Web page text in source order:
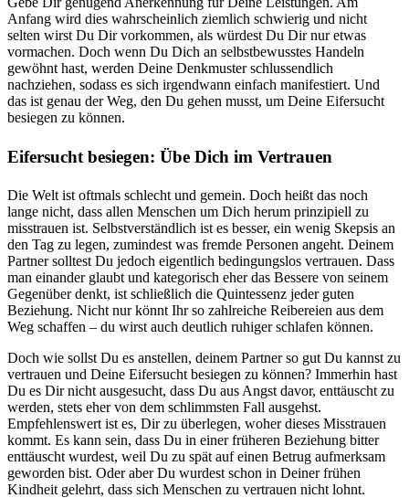
Anfang wird dies wahrscheinlich ziemlich schwierig und nicht
selten wirst Du Dir vorkommen, als würdest Du Dir nur etwas
vormachen. Doch wenn Du Dich an selbstbewusstes Handeln
gewöhnt hast, werden Deine Denkmuster schlussendlich
nachziehen, sodass es sich irgendwann einfach manifestiert. Und
das ist genau der Weg, den Du gehen musst, um Deine Eifersucht
besiegen zu können.
Eifersucht besiegen: Übe Dich im Vertrauen
Die Welt ist oftmals schlecht und gemein. Doch heißt das noch
lange nicht, dass allen Menschen um Dich herum prinzipiell zu
misstrauen ist. Selbstverständlich ist es besser, ein wenig Skepsis an
den Tag zu legen, zumindest was fremde Personen angeht. Deinem
Partner solltest Du jedoch eigentlich bedingungslos vertrauen. Dass
man einander glaubt und kategorisch eher das Bessere von seinem
Gegenüber denkt, ist schließlich die Quintessenz jeder guten
Beziehung. Nicht nur könnt Ihr so zahlreiche Reibereien aus dem
Weg schaffen – du wirst auch deutlich ruhiger schlafen können.
Doch wie sollst Du es anstellen, deinem Partner so gut Du kannst zu
vertrauen und Deine Eifersucht besiegen zu können? Immerhin hast
Du es Dir nicht ausgesucht, dass Du aus Angst davor, enttäuscht zu
werden, stets eher von dem schlimmsten Fall ausgehst.
Empfehlenswert ist es, Dir zu überlegen, woher dieses Misstrauen
kommt. Es kann sein, dass Du in einer früheren Beziehung bitter
enttäuscht wurdest, weil Du zu spät auf einen Betrug aufmerksam
geworden bist. Oder aber Du wurdest schon in Deiner frühen
Kindheit gelehrt, dass sich Menschen zu vertrauen nicht lohnt.